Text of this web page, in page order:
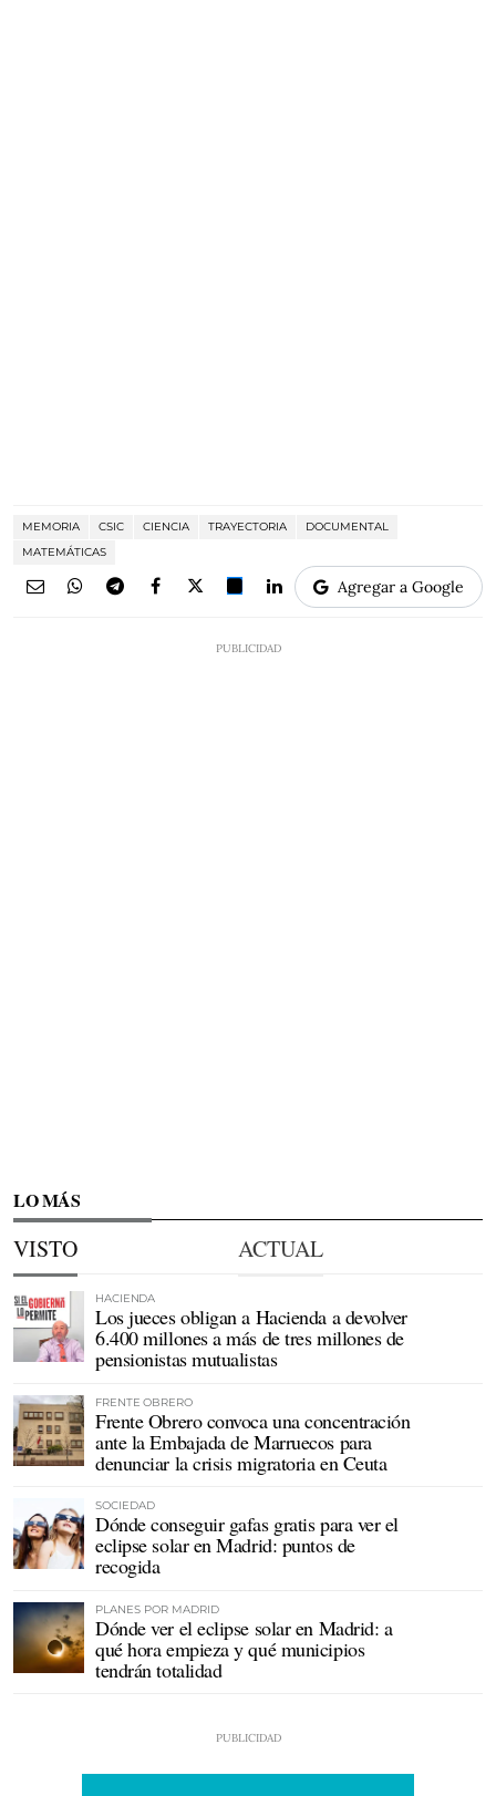
MEMORIA CSIC CIENCIA TRAYECTORIA
DOCUMENTAL
MATEMÁTICAS
Agregar a Google
LO MÁS
VISTO ACTUAL
HACIENDA
Los jueces obligan a Hacienda a devolver
6.400 millones a más de tres millones de
pensionistas mutualistas
FRENTE OBRERO
Frente Obrero convoca una concentración
ante la Embajada de Marruecos para
denunciar la crisis migratoria en Ceuta
SOCIEDAD
Dónde conseguir gafas gratis para ver el
eclipse solar en Madrid: puntos de
recogida
PLANES POR MADRID
Dónde ver el eclipse solar en Madrid: a
qué hora empieza y qué municipios
tendrán totalidad